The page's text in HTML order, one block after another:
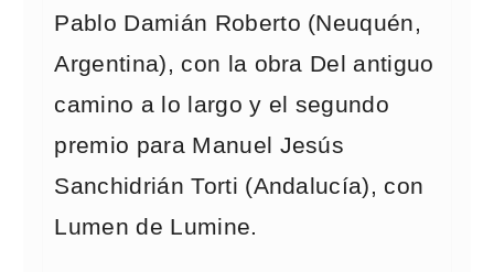
Pablo Damián Roberto (Neuquén,
Argentina), con la obra Del antiguo
camino a lo largo y el segundo
premio para Manuel Jesús
Sanchidrián Torti (Andalucía), con
Lumen de Lumine.